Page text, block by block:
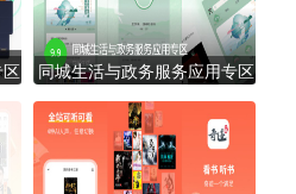
同城生活与政务服务应用专区